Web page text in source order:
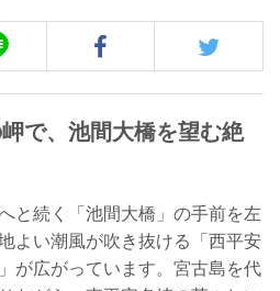
で、池間大橋を望む絶
と続く「池間大橋」の手前を左
よい潮風が吹き抜ける「西平安
が広がっています。宮古島を代